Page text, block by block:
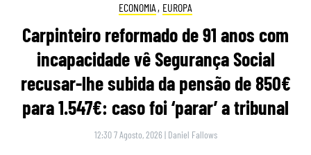
ECONOMIA , EUROPA
Carpinteiro reformado de 91 anos com
incapacidade vê Segurança Social
recusar-lhe subida da pensão de 850€
para 1.547€: caso foi ‘parar’ a tribunal
12:30 7 Agosto, 2026 | Daniel Fallows